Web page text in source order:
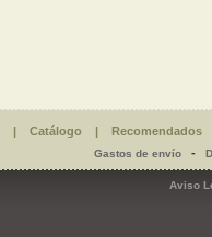
| Catálogo | Recomendados
Gastos de envío-
Aviso